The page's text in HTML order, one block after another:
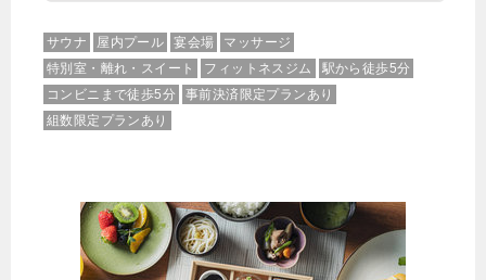
サウナ 屋内プール 宴会場
マッサージ
特別室・離れ・スイート
フィットネスジム
駅から徒歩5分
コンビニまで徒歩5分
事前決済限定プランあり
組数限定プランあり